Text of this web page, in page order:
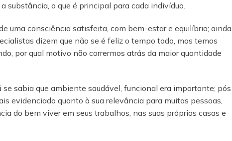
substância, o que é principal para cada indivíduo.
uma consciência satisfeita, com bem-estar e equilíbrio; ainda
dizem que não se é feliz o tempo todo, mas temos
por qual motivo não corrermos atrás da maior quantidade
sabia que ambiente saudável, funcional era importante; pós
evidenciado quanto à sua relevância para muitas pessoas,
do bem viver em seus trabalhos, nas suas próprias casas e